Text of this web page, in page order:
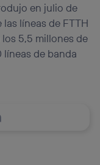
en julio de
líneas de FTTH
5,5 millones de
líneas de banda